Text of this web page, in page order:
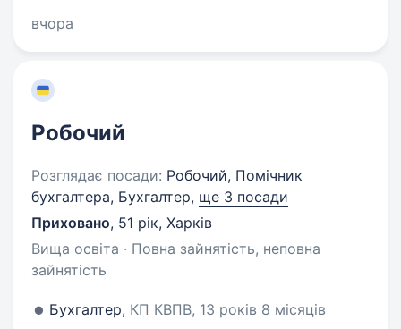
вчора
Робочий
Розглядає посади: Робочий, Помічник
бухгалтера, Бухгалтер, ще 3 посади
Приховано, 51 рік, Харків
Вища освіта · Повна зайнятість, неповна
зайнятість
Бухгалтер, КП КВПВ, 13 років 8 місяців